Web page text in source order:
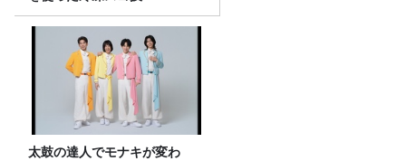
太鼓の達人でモナキが変わ